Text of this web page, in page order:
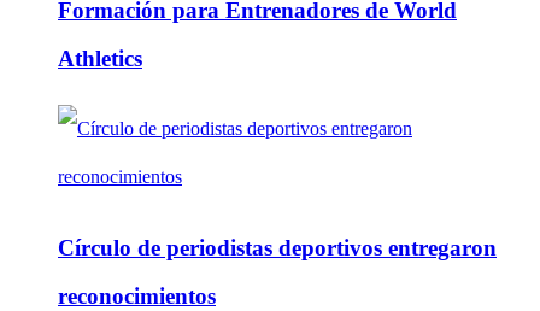
Formación para Entrenadores de World
Athletics
Círculo de periodistas deportivos entregaron
reconocimientos